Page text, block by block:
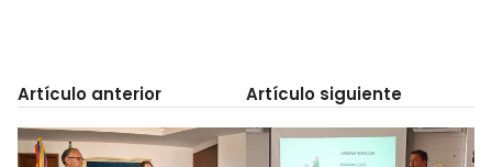
Artículo anterior Artículo siguiente